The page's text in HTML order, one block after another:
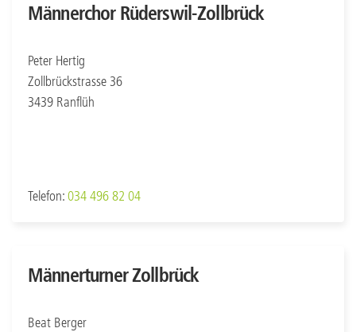
Männerchor Rüderswil-Zollbrück
Peter Hertig
Zollbrückstrasse 36
3439 Ranflüh
Telefon: 034 496 82 04
Männerturner Zollbrück
Beat Berger